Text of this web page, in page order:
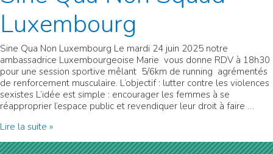
Luxembourg
Sine Qua Non Luxembourg Le mardi 24 juin 2025 notre
ambassadrice Luxembourgeoise Marie vous donne RDV à 18h30
pour une session sportive mêlant 5/6km de running agrémentés
de renforcement musculaire. L’objectif : lutter contre les violences
sexistes L’idée est simple : encourager les femmes à se
réapproprier l’espace public et revendiquer leur droit à faire …
Sine
Non
Lire la suite »